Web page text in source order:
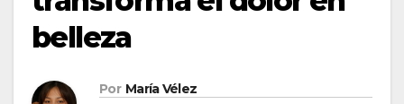
belleza
Por María Vélez